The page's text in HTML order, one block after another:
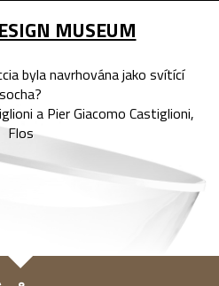
MUSEUM
byla navrhována jako svítící
socha?
a Pier Giacomo Castiglioni,
Flos